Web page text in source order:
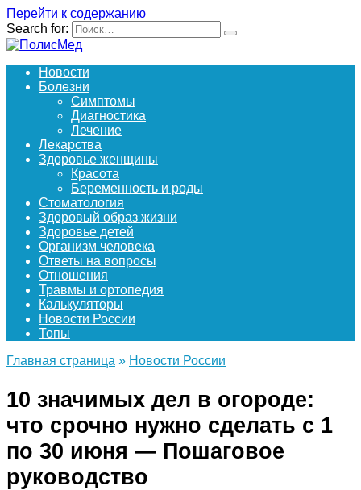
Перейти к содержанию
Search for:
Новости
Болезни
Симптомы
Диагностика
Лечение
Лекарства
Здоровье женщины
Красота
Беременность и роды
Стоматология
Здоровый образ жизни
Здоровье детей
Организм человека
Ответы на вопросы
Отношения
Травмы и ортопедия
Калькуляторы
Новости России
Топы
Главная страница » Новости России
10 значимых дел в огороде:
что срочно нужно сделать с 1
по 30 июня — Пошаговое
руководство